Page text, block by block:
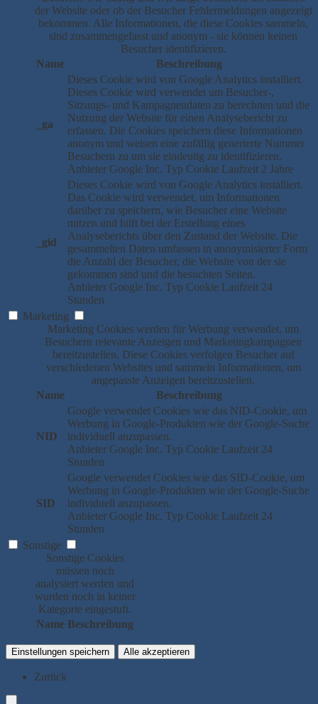
der Website oder ob der Besucher Fehlermeldungen angezeigt
bekommen. Alle Informationen, die diese Cookies sammeln,
sind zusammengefasst und anonym - sie können keinen
Besucher identifizieren.
Name
Beschreibung
_ga
Dieses Cookie wird von Google Analytics installiert.
Dieses Cookie wird verwendet um Besucher-,
Sitzungs- und Kampagnendaten zu berechnen und die
Nutzung der Website für einen Analysebericht zu
erfassen. Die Cookies speichern diese Informationen
anonym und weisen eine zufällig generierte Nummer
Besuchern zu um sie eindeutig zu identifizieren.
Anbieter Google Inc. Typ Cookie Laufzeit 2 Jahre
_gid
Dieses Cookie wird von Google Analytics installiert.
Das Cookie wird verwendet, um Informationen
darüber zu speichern, wie Besucher eine Website
nutzen und hilft bei der Erstellung eines
Analyseberichts über den Zustand der Website. Die
gesammelten Daten umfassen in anonymisierter Form
die Anzahl der Besucher, die Website von der sie
gekommen sind und die besuchten Seiten.
Anbieter Google Inc. Typ Cookie Laufzeit 24
Stunden
Marketing
Marketing Cookies werden für Werbung verwendet, um
Besuchern relevante Anzeigen und Marketingkampagnen
bereitzustellen. Diese Cookies verfolgen Besucher auf
verschiedenen Websites und sammeln Informationen, um
angepasste Anzeigen bereitzustellen.
Name
Beschreibung
NID
Google verwendet Cookies wie das NID-Cookie, um
Werbung in Google-Produkten wie der Google-Suche
individuell anzupassen.
Anbieter Google Inc. Typ Cookie Laufzeit 24
Stunden
SID
Google verwendet Cookies wie das SID-Cookie, um
Werbung in Google-Produkten wie der Google-Suche
individuell anzupassen.
Anbieter Google Inc. Typ Cookie Laufzeit 24
Stunden
Sonstige
Sonstige Cookies
müssen noch
analysiert werden und
wurden noch in keiner
Kategorie eingestuft.
Name Beschreibung
Einstellungen speichern Alle akzeptieren
Zurück